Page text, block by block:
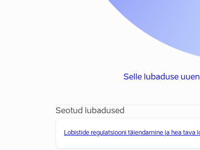
Selle lubaduse
Seotud lubadused
Lobistide regulatsiooni täiendamine ja hea tava